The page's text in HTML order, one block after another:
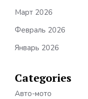
Март 2026
Февраль 2026
Январь 2026
Categories
Авто-мото